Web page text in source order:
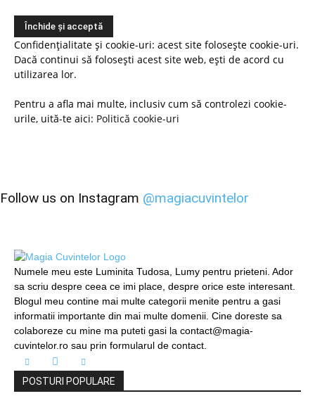
Confidențialitate și cookie-uri: acest site folosește cookie-uri.
Dacă continui să folosești acest site web, ești de acord cu
utilizarea lor.
Pentru a afla mai multe, inclusiv cum să controlezi cookie-
urile, uită-te aici: Politică cookie-uri
Follow us on Instagram @magiacuvintelor
Numele meu este Luminita Tudosa, Lumy pentru prieteni. Ador
sa scriu despre ceea ce imi place, despre orice este interesant.
Blogul meu contine mai multe categorii menite pentru a gasi
informatii importante din mai multe domenii. Cine doreste sa
colaboreze cu mine ma puteti gasi la contact@magia-
cuvintelor.ro sau prin formularul de contact.
POSTURI POPULARE